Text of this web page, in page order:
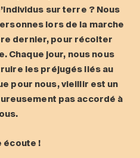
’individus sur terre ? Nous
lors de la marche
dernier, pour récolter
Chaque jour, nous nous
les préjugés liés au
pour nous, vieillir est un
pas accordé à
écoute !